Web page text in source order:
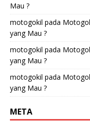
Mau ?
motogokil pada
yang Mau ?
motogokil pada
yang Mau ?
motogokil pada
yang Mau ?
META